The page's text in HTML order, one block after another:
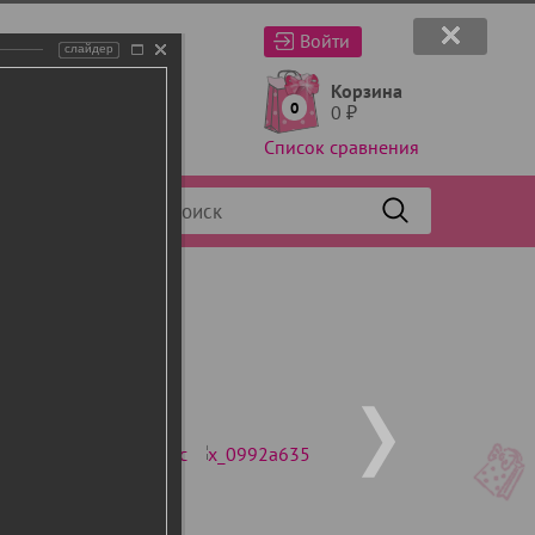
Войти
0
Корзина
0 ₽
Список сравнения
слайдер